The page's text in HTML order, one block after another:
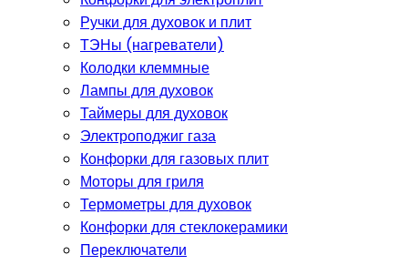
Ручки для духовок и плит
ТЭНы (нагреватели)
Колодки клеммные
Лампы для духовок
Таймеры для духовок
Электроподжиг газа
Конфорки для газовых плит
Моторы для гриля
Термометры для духовок
Конфорки для стеклокерамики
Переключатели